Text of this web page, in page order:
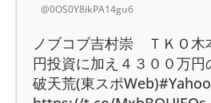
@0OS0Y8ikPA14gu6
ノブコブ吉村崇 ＴＫＯ木
円投資に加え４３００万
破天荒(東スポ